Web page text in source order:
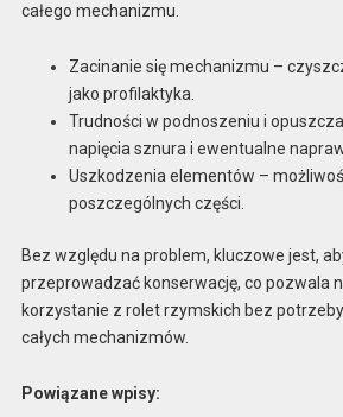
całego mechanizmu.
Zacinanie się mechanizmu –
jako profilaktyka.
Trudności w podnoszeniu i
napięcia sznura i ewentualne
Uszkodzenia elementów –
poszczególnych części.
Bez względu na problem, kluczowe jest,
przeprowadzać konserwację, co pozwala
korzystanie z rolet rzymskich bez
całych mechanizmów.
Powiązane wpisy: